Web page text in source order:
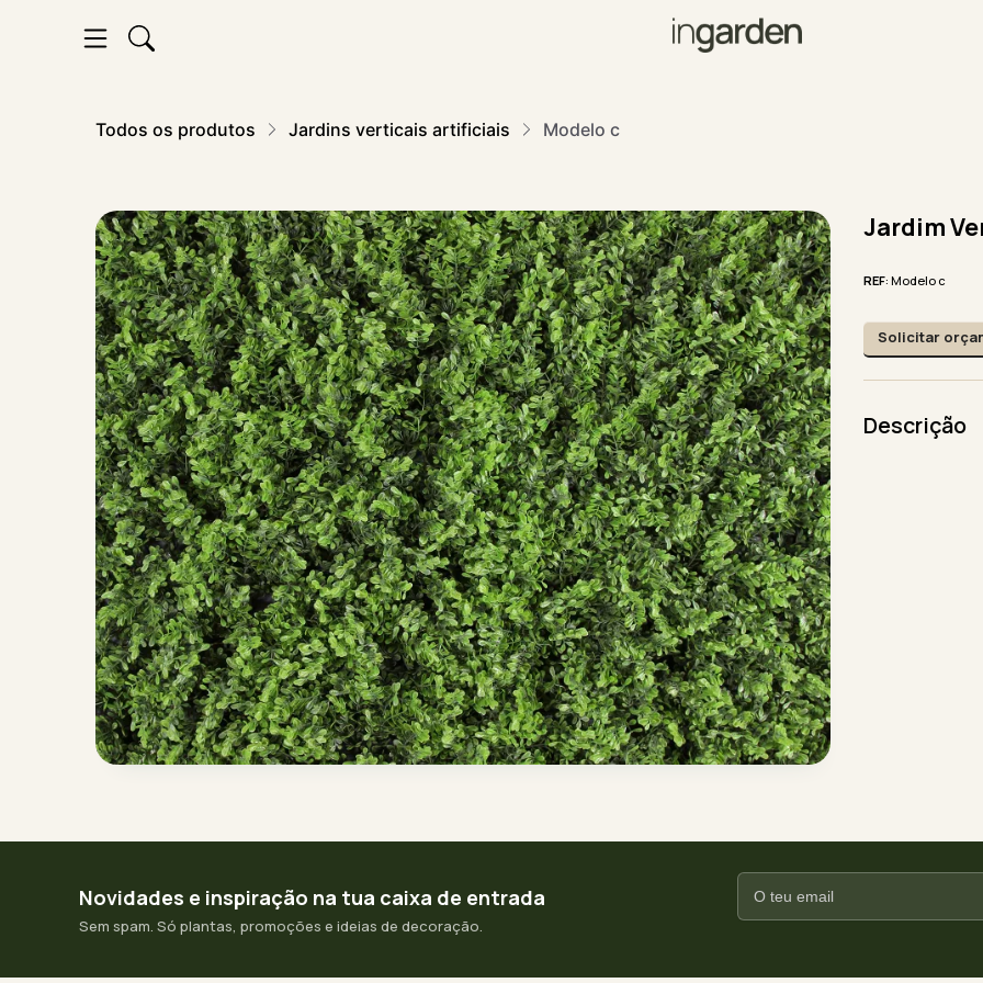
Todos os produtos Jardins verticais artificiais Modelo c
Jardim
REF: Modelo c
Solicitar
Descrição
Novidades e inspiração na tua caixa de entrada
Sem spam. Só plantas, promoções e ideias de decoração.